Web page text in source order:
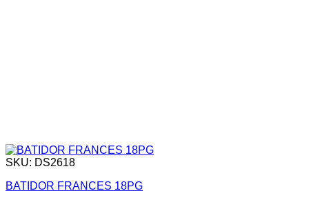
SKU: DS2618
BATIDOR FRANCES 18PG